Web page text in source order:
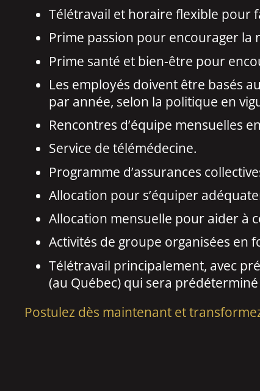
Télétravail et horaire flexible pour
Prime passion pour encourager la
Prime santé et bien-être pour
Les employés doivent être basés
par année, selon la politique en
Rencontres d’équipe mensuelles
Service de télémédecine.
Programme d’assurances
Allocation pour s’équiper
Allocation mensuelle pour aider à
Activités de groupe organisées en
Télétravail principalement, avec
(au Québec) qui sera
Postulez dès maintenant et